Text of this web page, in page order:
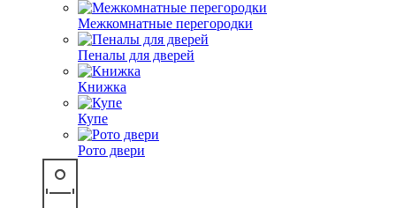
Межкомнатные перегородки
Пеналы для дверей
Книжка
Купе
Рото двери